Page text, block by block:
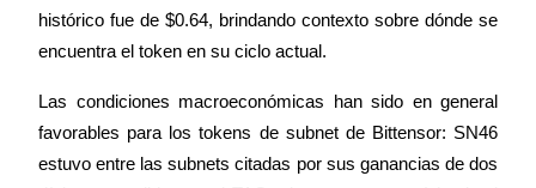
Afiliados de Bitrue
¡Hasta un 65% de comisiones!
histórico fue de $0.64, brindando contexto sobre dónde se
encuentra el token en su ciclo actual.
Las condiciones macroeconómicas han sido en general
favorables para los tokens de subnet de Bittensor: SN46
estuvo entre las subnets citadas por sus ganancias de dos